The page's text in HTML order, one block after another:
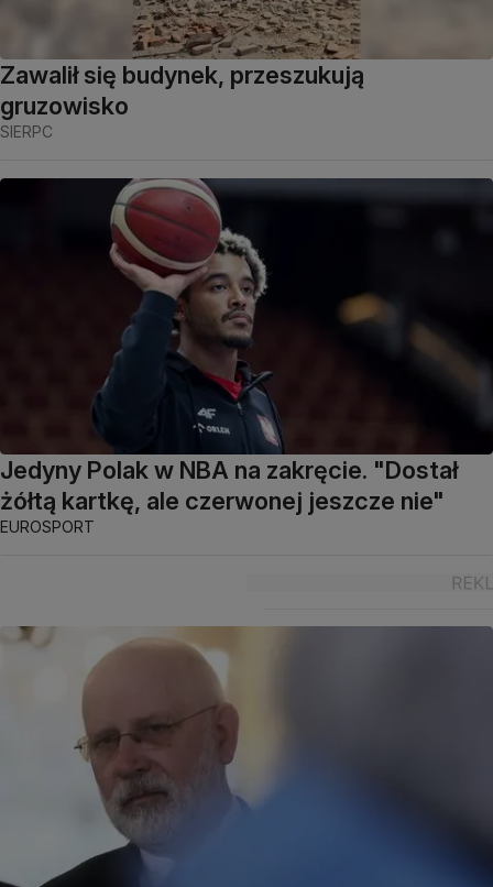
Zawalił się budynek, przeszukują
gruzowisko
SIERPC
Jedyny Polak w NBA na zakręcie. "Dostał
żółtą kartkę, ale czerwonej jeszcze nie"
EUROSPORT